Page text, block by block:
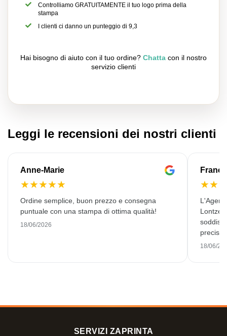
Controlliamo GRATUITAMENTE il tuo logo prima della
stampa
I clienti ci danno un punteggio di 9,3
Hai bisogno di aiuto con il tuo ordine? Chatta con il nostro
servizio clienti
Leggi le recensioni dei nostri clienti
Anne-Marie
★★★★★
Ordine semplice, buon prezzo e consegna
puntuale con una stampa di ottima qualità!
18/06/2026
★★
preciso
18/06/
SERVIZI ZAPRINTA